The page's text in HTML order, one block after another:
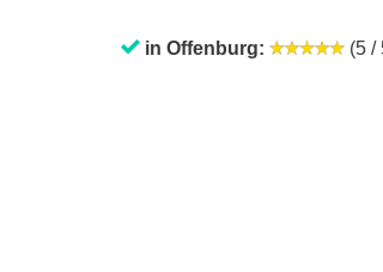
in Offenburg: (5 /